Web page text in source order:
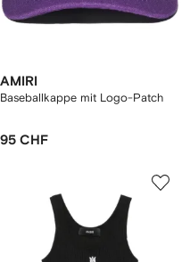
AMIRI
Baseballkappe mit Logo-Patch
95 CHF